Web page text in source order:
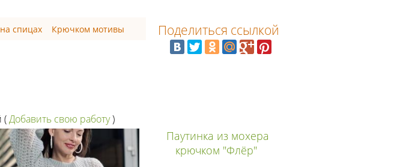
спицах Крючком мотивы Поделиться ссылкой
(Добавить свою работу)
Паутинка из мохера
крючком "Флёр"